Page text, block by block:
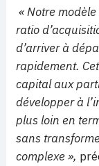
« Notre
ratio
d’arriver à
rapidement.
capital aux
développer à
plus loin en
sans
complexe »,